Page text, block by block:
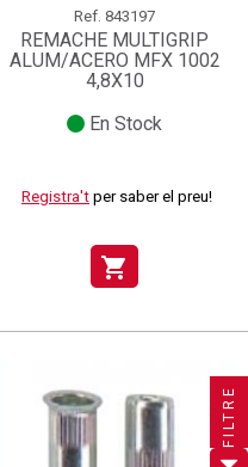
desitjos ×
×
productes a la vostra
Ref. 843197
REMACHE MULTIGRIP
ALUM/ACERO MFX 1002
4,8X10
En Stock
Registra't per saber el preu!
shopping_cart
FILTRE